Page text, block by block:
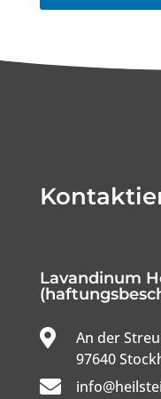
Lavandinum
 An der
97640
